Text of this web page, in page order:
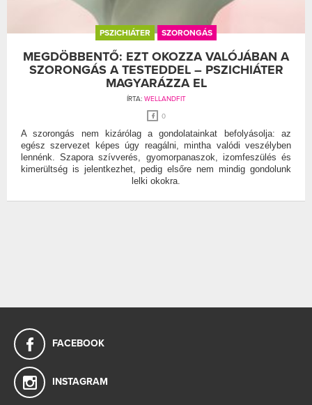
PSZICHIÁTER SZORONGÁS
MEGDÖBBENTŐ: EZT OKOZZA VALÓJÁBAN A
SZORONGÁS A TESTEDDEL – PSZICHIÁTER
MAGYARÁZZA EL
ÍRTA: WELLANDFIT
0
A szorongás nem kizárólag a gondolatainkat befolyásolja: az
egész szervezet képes úgy reagálni, mintha valódi veszélyben
lennénk. Szapora szívverés, gyomorpanaszok, izomfeszülés és
kimerültség is jelentkezhet, pedig elsőre nem mindig gondolunk
lelki okokra.
FACEBOOK
INSTAGRAM